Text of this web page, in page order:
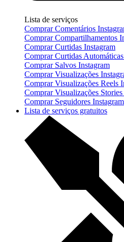
Lista de serviços
Comprar Comentários
Comprar Compartilhamentos
Comprar Curtidas Instagram
Comprar Curtidas
Comprar Salvos Instagram
Comprar Visualizações
Comprar Visualizações Reels
Comprar Visualizações
Comprar Seguidores Instagram
Lista de serviços gratuitos